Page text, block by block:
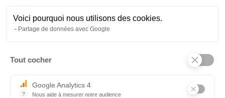
Voici pourquoi nous utilisons des cookies.
Partage de données avec Google
Tout cocher
?
Google Analytics 4
Nous aide à mesurer notre audience
VOIR LA FORMATION